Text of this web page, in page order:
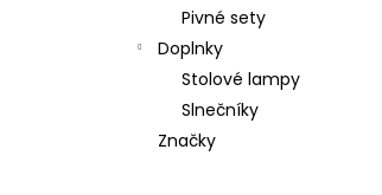
Pivné sety
Doplnky
Stolové lampy
Slnečníky
Značky